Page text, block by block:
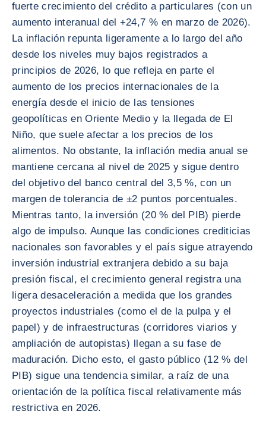
fuerte crecimiento del crédito a particulares (con un
aumento interanual del +24,7 % en marzo de 2026).
La inflación repunta ligeramente a lo largo del año
desde los niveles muy bajos registrados a
principios de 2026, lo que refleja en parte el
aumento de los precios internacionales de la
energía desde el inicio de las tensiones
geopolíticas en Oriente Medio y la llegada de El
Niño, que suele afectar a los precios de los
alimentos. No obstante, la inflación media anual se
mantiene cercana al nivel de 2025 y sigue dentro
del objetivo del banco central del 3,5 %, con un
margen de tolerancia de ±2 puntos porcentuales.
Mientras tanto, la inversión (20 % del PIB) pierde
algo de impulso. Aunque las condiciones crediticias
nacionales son favorables y el país sigue atrayendo
inversión industrial extranjera debido a su baja
presión fiscal, el crecimiento general registra una
ligera desaceleración a medida que los grandes
proyectos industriales (como el de la pulpa y el
papel) y de infraestructuras (corridores viarios y
ampliación de autopistas) llegan a su fase de
maduración. Dicho esto, el gasto público (12 % del
PIB) sigue una tendencia similar, a raíz de una
orientación de la política fiscal relativamente más
restrictiva en 2026.